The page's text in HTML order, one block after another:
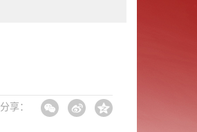
分享：